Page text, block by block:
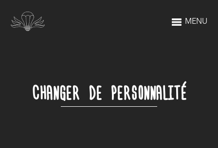
MENU
CHANGER DE PERSONNALITÉ